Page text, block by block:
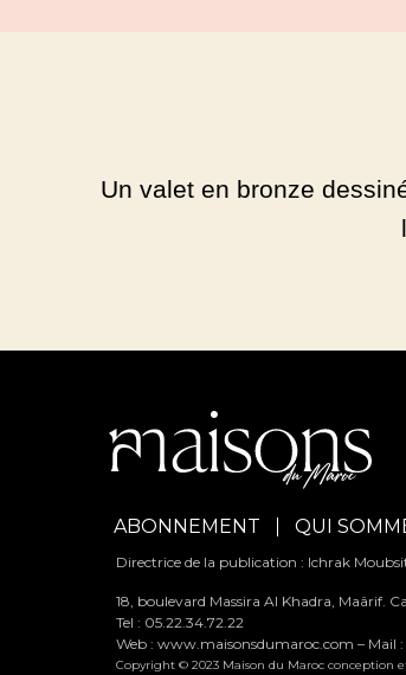
Un valet en bronze
ABONNEMENT QUI
Directrice de la publication : Ichrak
18, boulevard Massira Al Khadra, Maârif.
Tel : 05.22.34.72.22
Web : www.maisonsdumaroc.com – Mail :
Copyright © 2023 Maison du Maroc conception